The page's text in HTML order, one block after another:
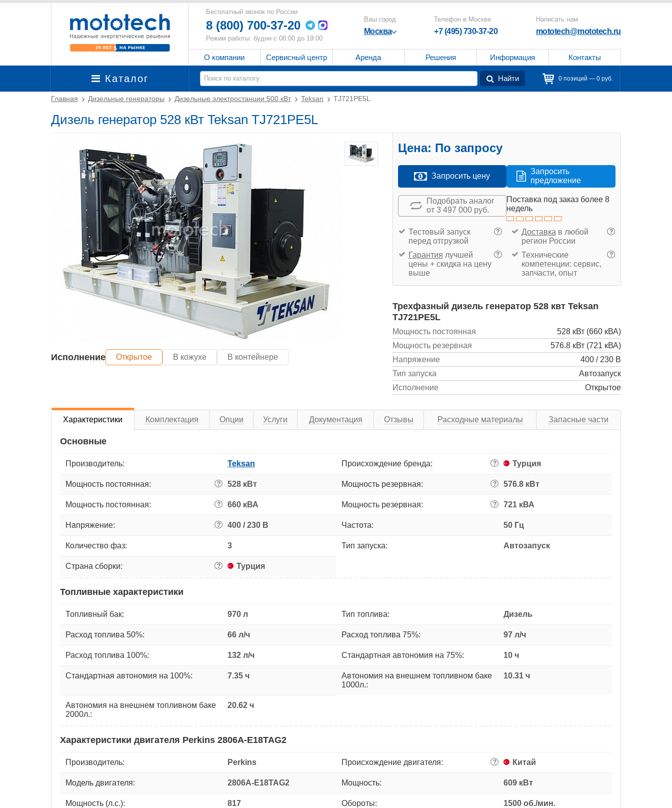
Бесплатный звонок по России
8 (800) 700-37-20
Режим работы: будни с 08:00 до 19:00
Ваш город
Москва
Телефон в Москве
+7 (495) 730-37-20
Написать нам
mototech@mototech.ru
О компании Сервисный центр Аренда Решения Информация Контакты
Каталог Найти 0 позиций — 0 руб.
Главная Дизельные генераторы Дизельные электростанции 500 кВт Teksan TJ721PE5L
Дизель генератор 528 кВт Teksan TJ721PE5L
Исполнение Открытое В кожухе В контейнере
Цена: По запросу
Запросить цену
Запросить
предложение
Подобрать аналог
от 3 497 000 руб.
Поставка под заказ более 8
недель
?
Тестовый запуск
перед отгрузкой
?
Доставка в любой
регион России
?
Гарантия лучшей
цены + скидка на цену
выше
?
Технические
компетенции: сервис,
запчасти, опыт
Трехфазный дизель генератор 528 квт Teksan
TJ721PE5L
Мощность постоянная
528 кВт (660 кВА)
Мощность резервная
576.8 кВт (721 кВА)
Напряжение
400 / 230 В
Тип запуска
Автозапуск
Исполнение
Открытое
Характеристики Комплектация Опции Услуги Документация Отзывы Расходные материалы Запасные части
Основные
Производитель: Teksan Происхождение бренда: ? Турция
Мощность постоянная: ? 528 кВт Мощность резервная: ? 576.8 кВт
Мощность постоянная: ? 660 кВА Мощность резервная: ? 721 кВА
Напряжение: ? 400 / 230 В Частота: 50 Гц
Количество фаз: 3 Тип запуска: Автозапуск
Страна сборки: ? Турция
Топливные характеристики
Топливный бак: 970 л Тип топлива: Дизель
Расход топлива 50%: 66 л/ч Расход топлива 75%: 97 л/ч
Расход топлива 100%: 132 л/ч Стандартная автономия на 75%: 10 ч
Стандартная автономия на 100%: 7.35 ч
Автономия на внешнем топливном баке
1000л.:
10.31 ч
Автономия на внешнем топливном баке
2000л.:
20.62 ч
Характеристики двигателя Perkins 2806A-E18TAG2
Производитель: Perkins Происхождение двигателя: ? Китай
Модель двигателя: 2806A-E18TAG2 Мощность: 609 кВт
Мощность (л.с.): 817 Обороты: 1500 об./мин.